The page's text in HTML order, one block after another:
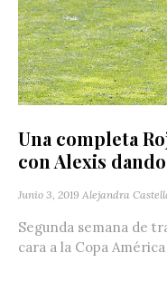
Una completa
con Alexis
Junio 3, 2019 Alejandra
Segunda semana de
cara a la Copa